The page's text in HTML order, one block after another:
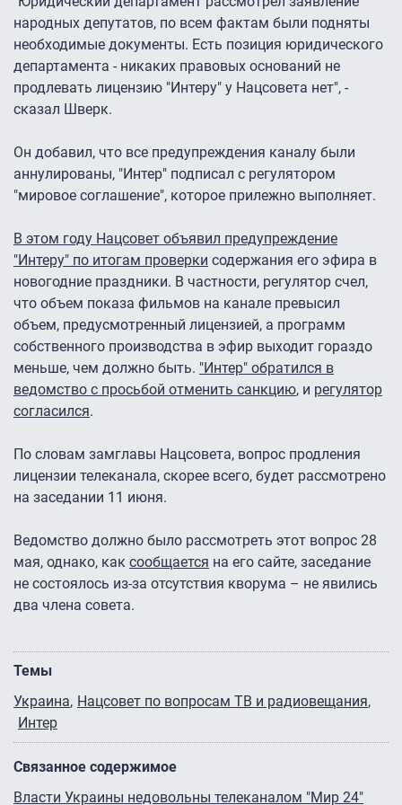
народных депутатов, по всем фактам были подняты
необходимые документы. Есть позиция юридического
департамента - никаких правовых оснований не
продлевать лицензию "Интеру" у Нацсовета нет", -
сказал Шверк.
Он добавил, что все предупреждения каналу были
аннулированы, "Интер" подписал с регулятором
"мировое соглашение", которое прилежно выполняет.
В этом году Нацсовет объявил предупреждение
"Интеру" по итогам проверки содержания его эфира в
новогодние праздники. В частности, регулятор счел,
что объем показа фильмов на канале превысил
объем, предусмотренный лицензией, а программ
собственного производства в эфир выходит гораздо
меньше, чем должно быть. "Интер" обратился в
ведомство с просьбой отменить санкцию, и регулятор
согласился.
По словам замглавы Нацсовета, вопрос продления
лицензии телеканала, скорее всего, будет рассмотрено
на заседании 11 июня.
Ведомство должно было рассмотреть этот вопрос 28
мая, однако, как сообщается на его сайте, заседание
не состоялось из-за отсутствия кворума – не явились
два члена совета.
Темы
Украина Нацсовет по вопросам ТВ и радиовещания
Интер
Связанное содержимое
Власти Украины недовольны телеканалом "Мир 24"